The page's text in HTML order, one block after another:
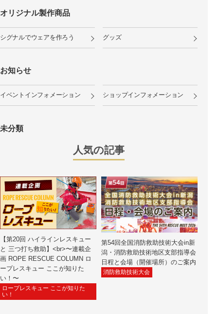
オリジナル製作商品
シグナルでウェアを作ろう グッズ
お知らせ
イベントインフォメーション ショップインフォメーション
未分類
人気の記事
【第20回 ハイラインレスキュー
と 三つ打ち救助】<br>〜連載企
画 ROPE RESCUE COLUMN ロ
ープレスキュー ここが知りた
い！〜
ロープレスキュー ここが知りた
い！
第54回全国消防救助技術大会in新
潟・消防救助技術地区支部指導会
日程と会場（開催場所）のご案内
消防救助技術大会